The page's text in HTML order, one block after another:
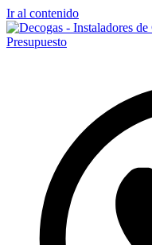
Ir al contenido
Presupuesto